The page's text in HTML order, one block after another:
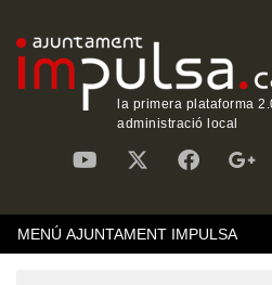
la primera plataforma
administració local
MENÚ AJUNTAMENT IMPULSA